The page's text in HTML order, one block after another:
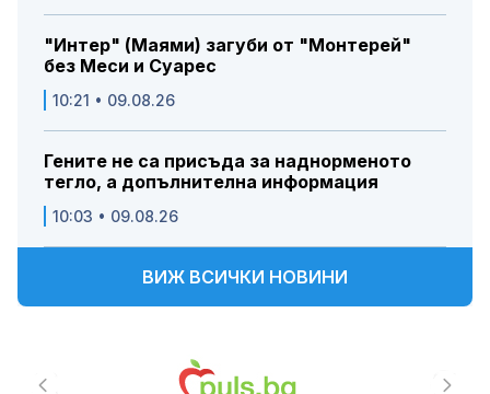
"Интер" (Маями) загуби от "Монтерей"
без Меси и Суарес
10:21 • 09.08.26
Гените не са присъда за наднорменото
тегло, а допълнителна информация
10:03 • 09.08.26
ВИЖ ВСИЧКИ НОВИНИ